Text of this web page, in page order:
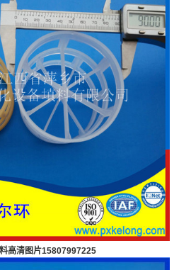
高清图片15807997225